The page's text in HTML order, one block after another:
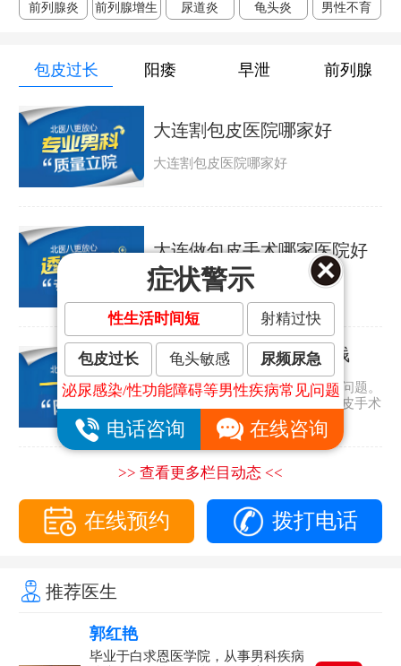
前列腺炎 前列腺增生 尿道炎 龟头炎 男性不育
包皮过长 阳痿 早泄 前列腺
大连割包皮医院哪家好
大连割包皮医院哪家好
大连做包皮手术哪家医院好
大连做包皮手术哪家医院好
大连割包皮手术要多少钱
包皮过长是许多男人都会遇到的问题。
那包皮怎么会太长呢？大连割包皮手术
要多少钱？...
>> 查看更多栏目动态 <<
在线预约 拨打电话
推荐医生
郭红艳
毕业于白求恩医学院，从事男科疾病
症状警示
性生活时间短 射精过快
包皮过长 龟头敏感
尿频尿急
泌尿感染/性功能障碍等男性疾病常见问题
电话咨询 在线咨询